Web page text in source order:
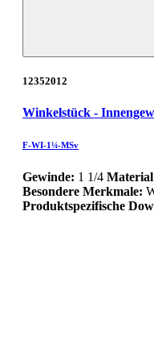
12352012
Winkelstück -
F-WI-1¼-MSv
Gewinde: 1 1/4
Besondere Merkmale:
Produktspezifische